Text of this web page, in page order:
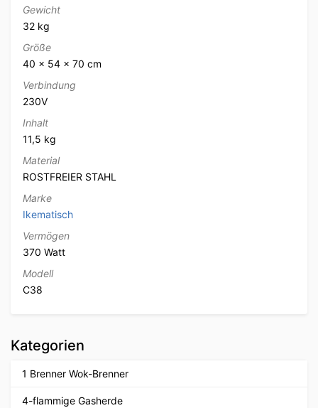
Gewicht
32 kg
Größe
40 × 54 × 70 cm
Verbindung
230V
Inhalt
11,5 kg
Material
ROSTFREIER STAHL
Marke
Ikematisch
Vermögen
370 Watt
Modell
C38
Kategorien
1 Brenner Wok-Brenner
4-flammige Gasherde